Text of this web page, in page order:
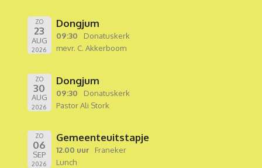
ZO
23
AUG
2026
Dongjum
09:30
Donatuskerk
mevr. C. Akkerboom
ZO
30
AUG
2026
Dongjum
09:30
Donatuskerk
Pastor Ali Stork
ZO
06
SEP
2026
Gemeenteuitstapje
12.00 uur
Franeker
Lunch